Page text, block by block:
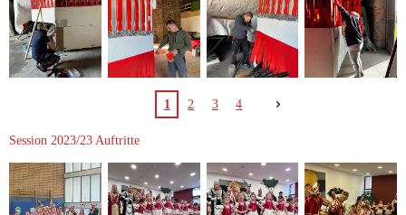
1 2 3 4
Session 2023/23 Auftritte